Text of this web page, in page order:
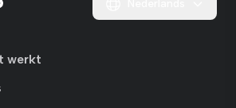
werkt